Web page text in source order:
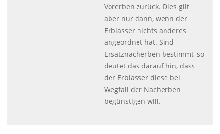
Vorerben zurück. Dies gilt
aber nur dann, wenn der
Erblasser nichts anderes
angeordnet hat. Sind
Ersatznacherben bestimmt, so
deutet das darauf hin, dass
der Erblasser diese bei
Wegfall der Nacherben
begünstigen will.